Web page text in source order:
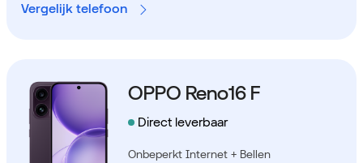
Vergelijk telefoon
OPPO Reno16 F
Direct leverbaar
Onbeperkt Internet + Bellen